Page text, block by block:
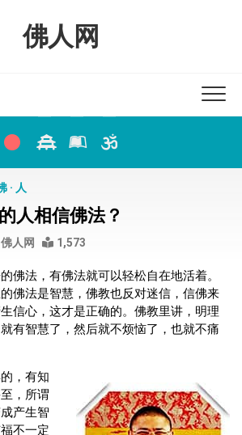
佛人网
· 人
人相信佛法？
佛人网 1,573
佛法，有佛法就可以轻松自在地活着。
佛法是智慧，佛教也反对迷信，信佛来
信心，这才是正确的。佛教里讲，明理
有智慧了，然后就不烦恼了，也就不痛
，有知
，所谓
产生智
不一定